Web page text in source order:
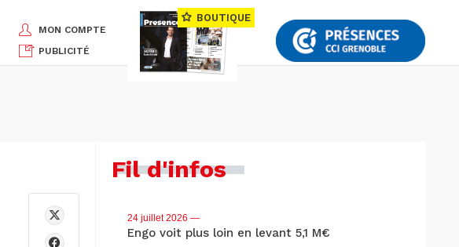
MON COMPTE
PUBLICITÉ
BOUTIQUE
Fil d'infos
24 juillet 2026 —
Engo voit plus loin en levant 5,1 M€